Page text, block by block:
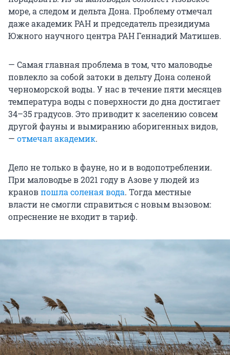
море, а следом и дельта Дона. Проблему отмечал
даже академик РАН и председатель президиума
Южного научного центра РАН Геннадий Матишев.
— Самая главная проблема в том, что маловодье
повлекло за собой затоки в дельту Дона соленой
черноморской воды. У нас в течение пяти месяцев
температура воды с поверхности до дна достигает
34–35 градусов. Это приводит к заселению совсем
другой фауны и вымиранию аборигенных видов,
— отмечал академик.
Дело не только в фауне, но и в водопотреблении.
При маловодье в 2021 году в Азове у людей из
крановпошла соленая вода. Тогда местные
власти не смогли справиться с новым вызовом:
опреснение не входит в тариф.